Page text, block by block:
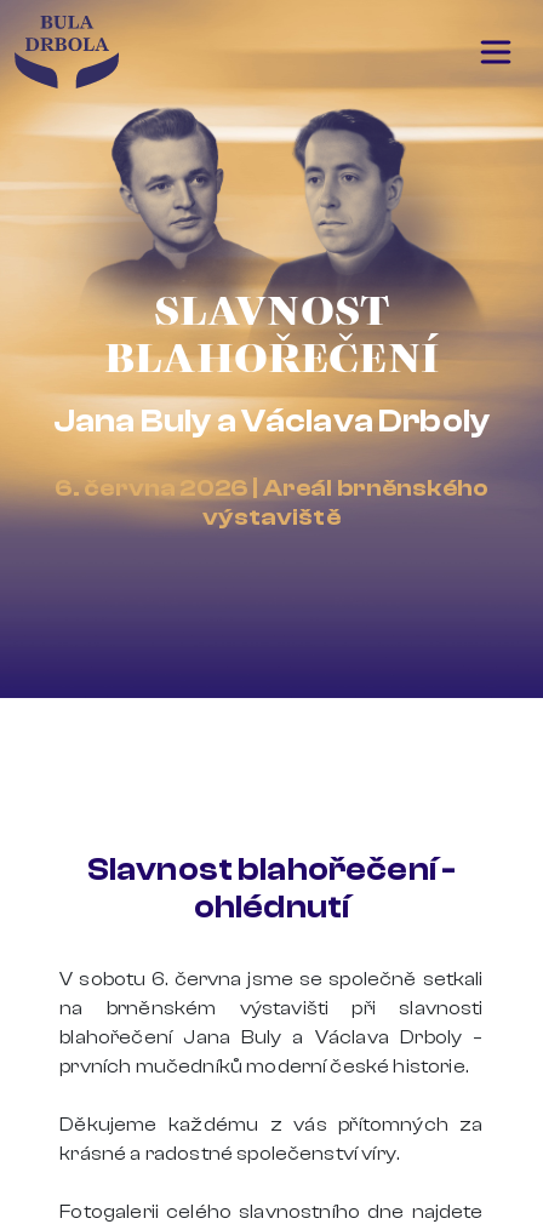
SLAVNOST
BLAHOŘEČENÍ
Jana Buly a Václava Drboly
6. června 2026 | Areál brněnského
výstaviště
Slavnost blahořečení -
ohlédnutí
V sobotu 6. června jsme se společně setkali
na brněnském výstavišti při slavnosti
blahořečení Jana Buly a Václava Drboly –
prvních mučedníků moderní české historie.
Děkujeme každému z vás přítomných za
krásné a radostné společenství víry.
Fotogalerii celého slavnostního dne najdete